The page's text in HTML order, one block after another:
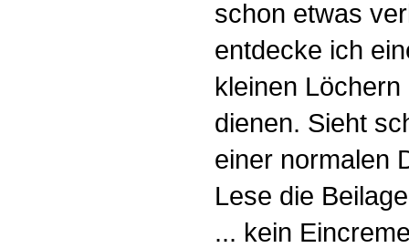
schon etwas
entdecke ich
kleinen
dienen. Sieht
einer normalen
Lese die
... kein